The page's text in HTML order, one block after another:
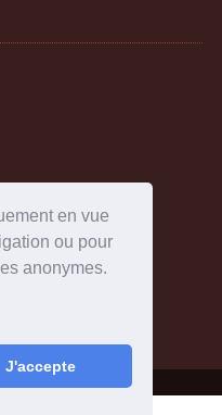
en vue
ou pour
anonymes.
J'accepte